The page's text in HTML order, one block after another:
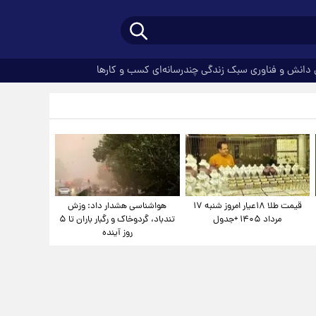
دانش و فناوری سبک زندگیچندرسانه‌ای کسب و کارها
قیمت طلا ۱۸عیار امروز شنبه ۱۷
مرداد ۱۴۰۵ +جدول
هواشناسی هشدار داد: وزش
تندباد، گردوخاک و رگبار باران تا ۵
روز آینده